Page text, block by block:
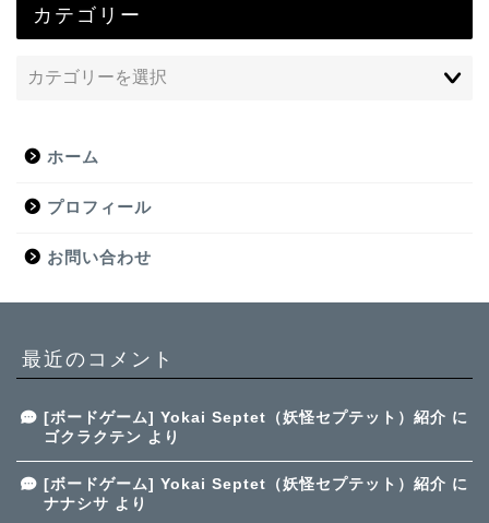
カテゴリー
ホーム
プロフィール
お問い合わせ
最近のコメント
[ボードゲーム] Yokai Septet（妖怪セプテット）紹介 に
ゴクラクテン より
[ボードゲーム] Yokai Septet（妖怪セプテット）紹介 に
ナナシサ より